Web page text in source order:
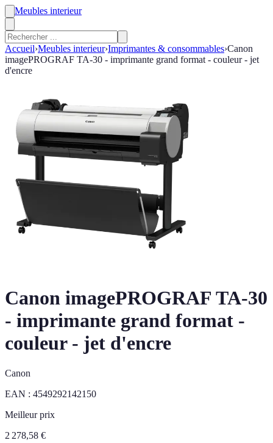
Meubles interieur
Accueil›Meubles interieur›Imprimantes & consommables›Canon
imagePROGRAF TA-30 - imprimante grand format - couleur - jet
d'encre
Canon imagePROGRAF TA-30
- imprimante grand format -
couleur - jet d'encre
Canon
EAN : 4549292142150
Meilleur prix
2 278,58 €